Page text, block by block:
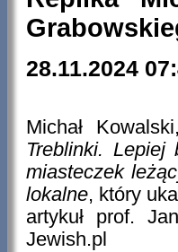
28.11.2024
Michał
Treblinki. Lepiej
miasteczek
lokalne, który
artykuł prof.
Jewish.pl